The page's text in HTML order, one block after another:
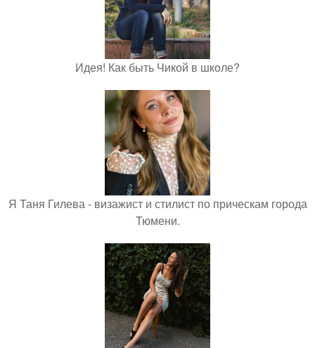
Идея! Как быть Чикой в школе?
Я Таня Гилева - визажист и стилист по прическам города
Тюмени.